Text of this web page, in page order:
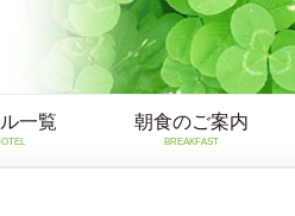
一覧 朝食のご案内
BREAKFAST